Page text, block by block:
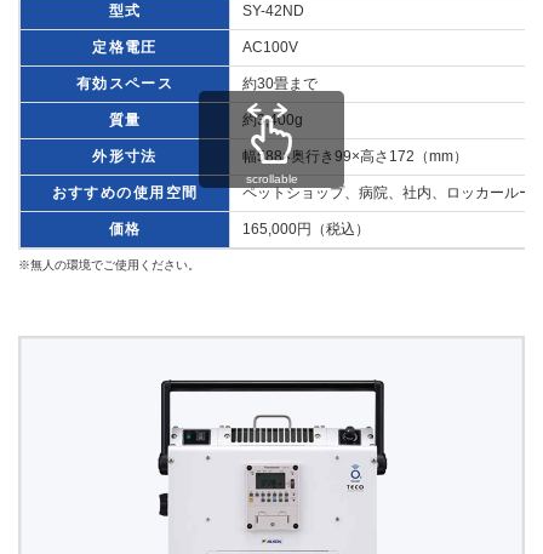
型式 SY-42ND
定格電圧 AC100V
有効スペース 約30畳まで
質量 約3,400g
外形寸法 幅588×奥行き99×高さ172（mm）
おすすめの使用空間 ペットショップ、病院、社内、ロッカールー
価格 165,000円（税込）
※無人の環境でご使用ください。
scrollable